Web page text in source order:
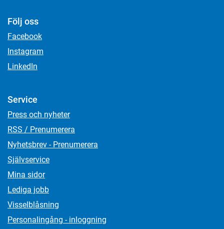
Följ oss
Facebook
Instagram
LinkedIn
Service
Press och nyheter
RSS / Prenumerera
Nyhetsbrev - Prenumerera
Självservice
Mina sidor
Lediga jobb
Visselblåsning
Personalingång - inloggning